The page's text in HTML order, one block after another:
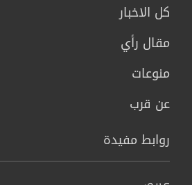
كل الاخبار
مقال رأي
منوعات
عن قرب
روابط مفيدة